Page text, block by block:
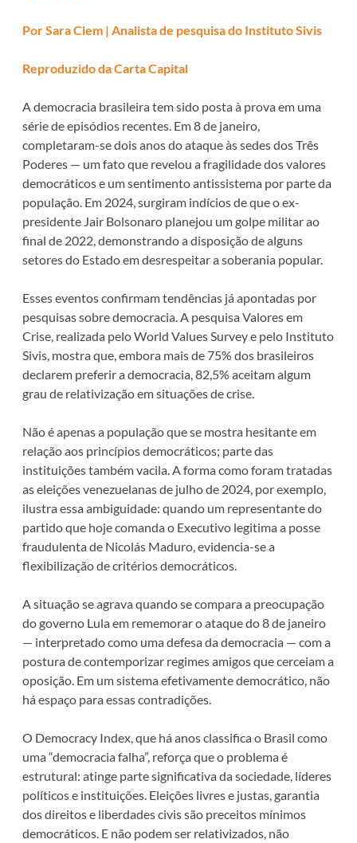
Por Sara Clem | Analista de pesquisa do Instituto Sivis
Reproduzido da Carta Capital
A democracia brasileira tem sido posta à prova em uma
série de episódios recentes. Em 8 de janeiro,
completaram-se dois anos do ataque às sedes dos Três
Poderes — um fato que revelou a fragilidade dos valores
democráticos e um sentimento antissistema por parte da
população. Em 2024, surgiram indícios de que o ex-
presidente Jair Bolsonaro planejou um golpe militar ao
final de 2022, demonstrando a disposição de alguns
setores do Estado em desrespeitar a soberania popular.
Esses eventos confirmam tendências já apontadas por
pesquisas sobre democracia. A pesquisa Valores em
Crise, realizada pelo World Values Survey e pelo Instituto
Sivis, mostra que, embora mais de 75% dos brasileiros
declarem preferir a democracia, 82,5% aceitam algum
grau de relativização em situações de crise.
Não é apenas a população que se mostra hesitante em
relação aos princípios democráticos; parte das
instituições também vacila. A forma como foram tratadas
as eleições venezuelanas de julho de 2024, por exemplo,
ilustra essa ambiguidade: quando um representante do
partido que hoje comanda o Executivo legitima a posse
fraudulenta de Nicolás Maduro, evidencia-se a
flexibilização de critérios democráticos.
A situação se agrava quando se compara a preocupação
do governo Lula em rememorar o ataque do 8 de janeiro
— interpretado como uma defesa da democracia — com a
postura de contemporizar regimes amigos que cerceiam a
oposição. Em um sistema efetivamente democrático, não
há espaço para essas contradições.
O Democracy Index, que há anos classifica o Brasil como
uma “democracia falha”, reforça que o problema é
estrutural: atinge parte significativa da sociedade, líderes
políticos e instituições. Eleições livres e justas, garantia
dos direitos e liberdades civis são preceitos mínimos
democráticos. E não podem ser relativizados, não